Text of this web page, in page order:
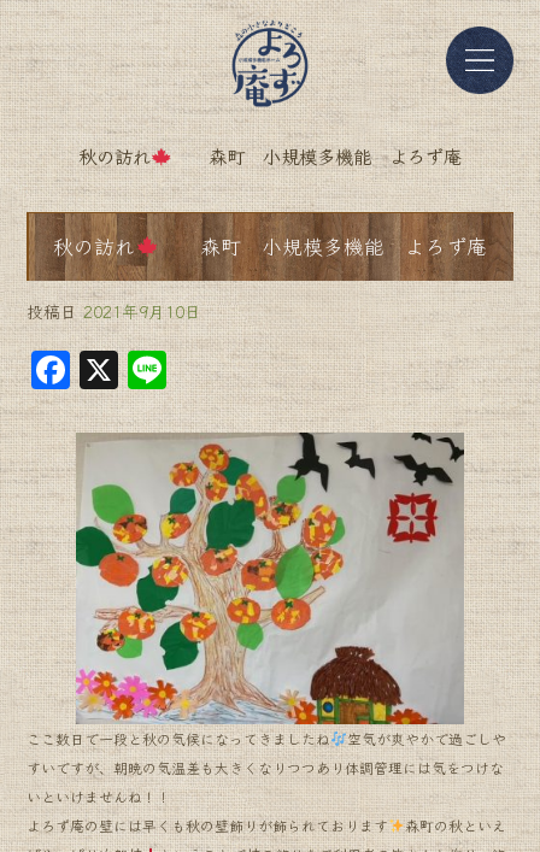
秋の訪れ 森町 小規模多機能 よろず庵
秋の訪れ 森町 小規模多機能 よろず庵
投稿日 2021年9月10日
F
a
c
e
b
o
o
k
X Li
n
e
ここ数日で一段と秋の気候になってきましたね
空気が爽やかで過ごしや
すいですが、朝晩の気温差も大きくなりつつあり体調管理には気をつけな
いといけませんね！！
よろず庵の壁には早くも秋の壁飾りが飾られております
森町の秋といえ